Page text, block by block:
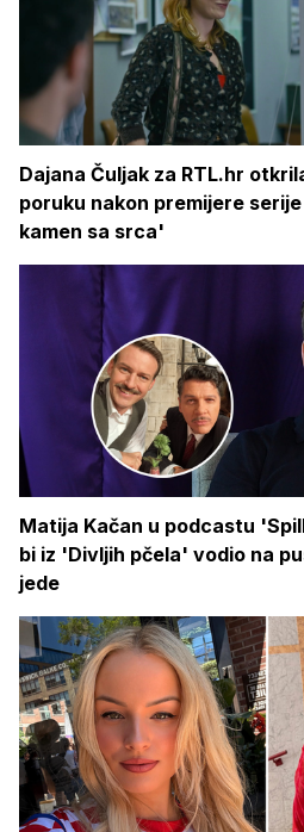
Dajana Čuljak za RTL.hr
poruku nakon premijere
kamen sa srca'
Matija Kačan u podcastu
bi iz 'Divljih pčela' vodio na
jede